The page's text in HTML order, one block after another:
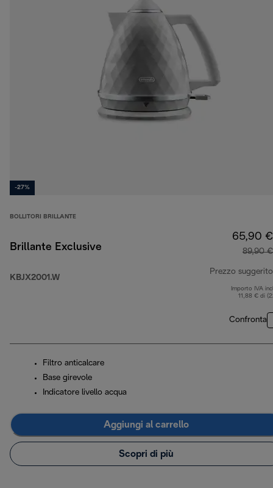
-27%
BOLLITORI BRILLANTE
Brillante Exclusive
KBJX2001.W
65,90 €
89,90 €
Prezzo suggerito
Importo IVA
11,88 € di
Confronta
Filtro anticalcare
Base girevole
Indicatore livello acqua
Aggiungi al carrello
Scopri di più